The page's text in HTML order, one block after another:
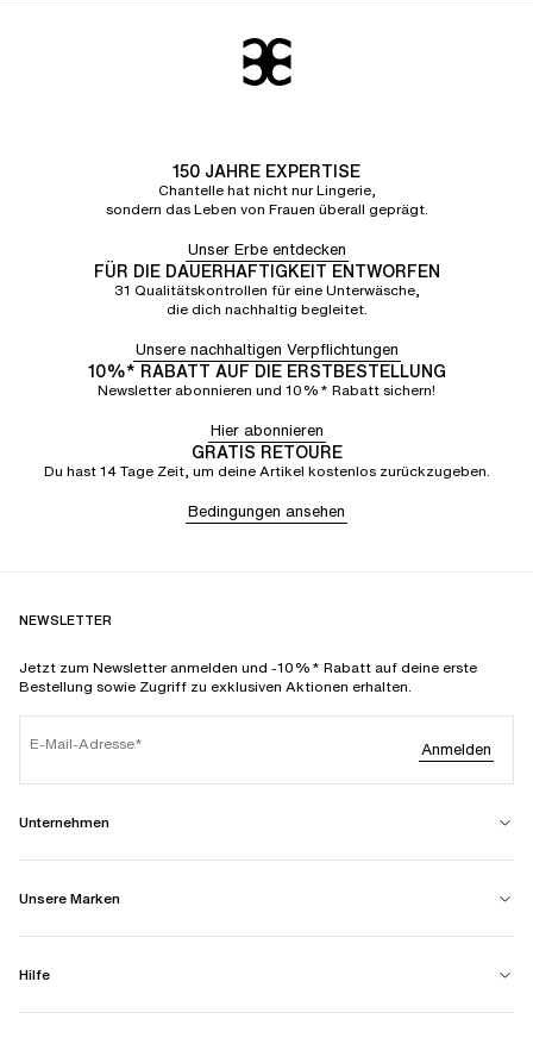
150 JAHRE EXPERTISE
Chantelle hat nicht nur Lingerie,
sondern das Leben von Frauen überall geprägt.
Unser Erbe entdecken
FÜR DIE DAUERHAFTIGKEIT ENTWORFEN
31 Qualitätskontrollen für eine Unterwäsche,
die dich nachhaltig begleitet.
Unsere nachhaltigen Verpflichtungen
10%* RABATT AUF DIE ERSTBESTELLUNG
Newsletter abonnieren und 10%* Rabatt sichern!
Hier abonnieren
GRATIS RETOURE
Du hast 14 Tage Zeit, um deine Artikel kostenlos zurückzugeben.
Bedingungen ansehen
NEWSLETTER
Jetzt zum Newsletter anmelden und -10%* Rabatt auf deine erste
Bestellung sowie Zugriff zu exklusiven Aktionen erhalten.
E-Mail-Adresse Anmelden
Unternehmen
Unsere Marken
Hilfe